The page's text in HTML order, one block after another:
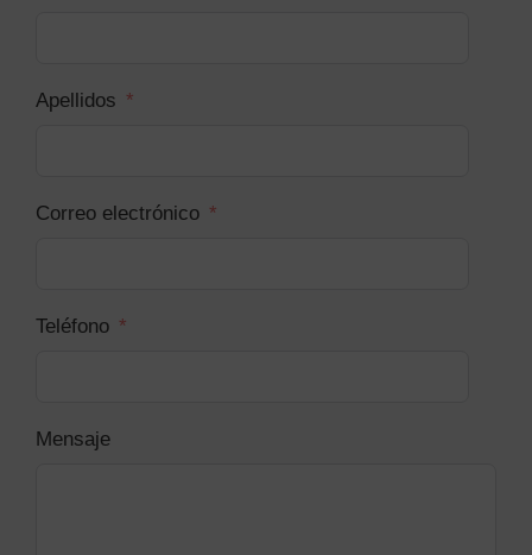
Apellidos
Correo electrónico
Teléfono
Mensaje